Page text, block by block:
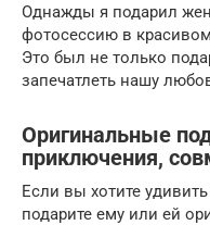
Однажды я подарил
фотосессию в
Это был не только
запечатлеть нашу
Оригинальные
приключения,
Если вы хотите удивить
подарите ему или ей